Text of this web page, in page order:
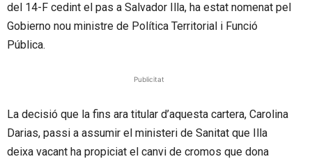
del 14-F cedint el pas a Salvador Illa, ha estat nomenat pel
Gobierno nou ministre de Política Territorial i Funció
Pública.
Publicitat
La decisió que la fins ara titular d’aquesta cartera, Carolina
Darias, passi a assumir el ministeri de Sanitat que Illa
deixa vacant ha propiciat el canvi de cromos que dona